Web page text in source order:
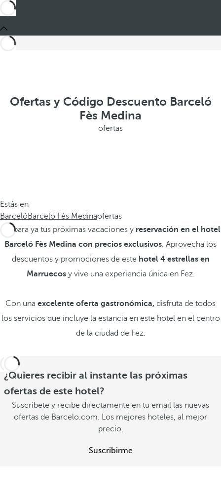
Ofertas y Código Descuento Barceló
Fès Medina
ofertas
Estás en
BarcelóBarceló Fès Medinaofertas
Prepara ya tus próximas vacaciones y reservación en el hotel
Barceló Fès Medina con precios exclusivos. Aprovecha los
descuentos y promociones de este hotel 4 estrellas en
Marruecosy vive una experiencia única en Fez.
Con una excelente oferta gastronómica, disfruta de todos
los servicios que incluye la estancia en este hotel en el centro
de la ciudad de Fez.
¿Quieres recibir al instante las próximas
ofertas de este hotel?
Suscríbete y recibe directamente en tu email las nuevas
ofertas de Barcelo.com. Los mejores hoteles, al mejor
precio.
Suscribirme